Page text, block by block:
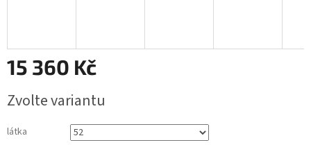
15 360 Kč
cena:
Zvolte variantu
látka